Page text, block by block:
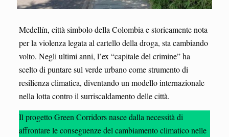
Medellín, città simbolo della Colombia e storicamente nota
per la violenza legata al cartello della droga, sta cambiando
volto. Negli ultimi anni, l’ex “capitale del crimine” ha
scelto di puntare sul verde urbano come strumento di
resilienza climatica, diventando un modello internazionale
nella lotta contro il surriscaldamento delle città.
Il progetto Green Corridors nasce dalla necessità di
affrontare le conseguenze del cambiamento climatico nelle